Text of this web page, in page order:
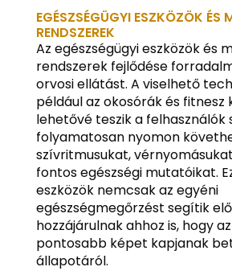
EGÉSZSÉGÜGYI ESZKÖZÖK ÉS
RENDSZEREK
Az egészségügyi eszközök és
rendszerek fejlődése
orvosi ellátást. A viselhető
például az okosórák és fitnesz
lehetővé teszik a felhasználók
folyamatosan nyomon
szívritmusukat,
fontos egészségi mutatóikat.
eszközök nemcsak az egyéni
egészségmegőrzést segítik
hozzájárulnak ahhoz is, hogy
pontosabb képet kapjanak
állapotáról.